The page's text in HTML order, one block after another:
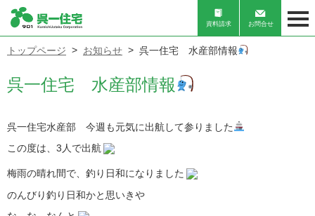
資料請求 お問合せ
トップページ お知らせ 呉一住宅 水産部情報
呉一住宅 水産部情報
呉一住宅水産部 今週も元気に出航して参りました
この度は、3人で出航
梅雨の晴れ間で、釣り日和になりました
のんびり釣り日和かと思いきや